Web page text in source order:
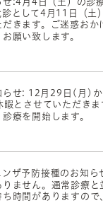
診として4月11日（土
きます。ご迷惑おか
願い致します。
らせ: 12月29日(月)か
とさせていただきま
療を開始します。
ザ予防接種のお知ら
ません。通常診療と
時間がありますので